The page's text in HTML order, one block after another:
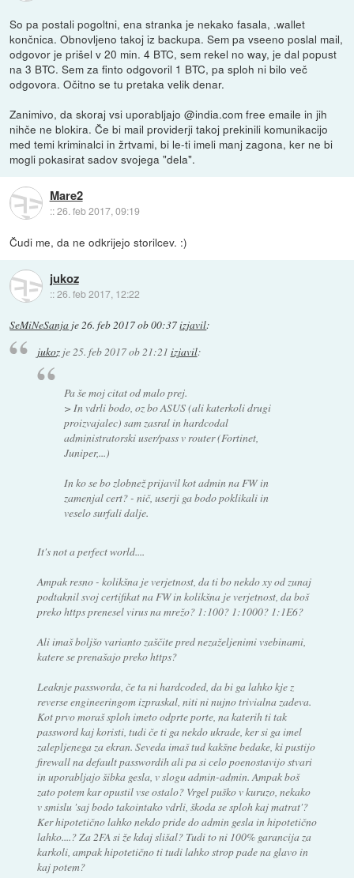
So pa postali pogoltni, ena stranka je nekako fasala, .wallet
končnica. Obnovljeno takoj iz backupa. Sem pa vseeno poslal mail,
odgovor je prišel v 20 min. 4 BTC, sem rekel no way, je dal popust
na 3 BTC. Sem za finto odgovoril 1 BTC, pa sploh ni bilo več
odgovora. Očitno se tu pretaka velik denar.
Zanimivo, da skoraj vsi uporabljajo @india.com free emaile in jih
nihče ne blokira. Če bi mail providerji takoj prekinili komunikacijo
med temi kriminalci in žrtvami, bi le-ti imeli manj zagona, ker ne bi
mogli pokasirat sadov svojega "dela".
Mare2
::26. feb 2017, 09:19
Čudi me, da ne odkrijejo storilcev. :)
jukoz
::26. feb 2017, 12:22
SeMiNeSanja je26. feb 2017 ob 00:37izjavil:
jukozje25. feb 2017 ob 21:21 izjavil:
Pa še moj citat od malo prej.
> In vdrli bodo, oz bo ASUS (ali katerkoli drugi
proizvajalec) sam zasral in hardcodal
administratorski user/pass v router (Fortinet,
Juniper,...)
In ko se bo zlobnež prijavil kot admin na FW in
zamenjal cert? - nič, userji ga bodo poklikali in
veselo surfali dalje.
It's not a perfect world....
Ampak resno - kolikšna je verjetnost, da ti bo nekdo xy od zunaj
podtaknil svoj certifikat na FW in kolikšna je verjetnost, da boš
preko https prenesel virus na mrežo? 1:100? 1:1000? 1:1E6?
Ali imaš boljšo varianto zaščite pred nezaželjenimi vsebinami,
katere se prenašajo preko https?
Leaknje passworda, če ta ni hardcoded, da bi ga lahko kje z
reverse engineeringom izpraskal, niti ni nujno trivialna zadeva.
Kot prvo moraš sploh imeto odprte porte, na katerih ti tak
password kaj koristi, tudi če ti ga nekdo ukrade, ker si ga imel
zalepljenega za ekran. Seveda imaš tud kakšne bedake, ki pustijo
firewall na default passwordih ali pa si celo poenostavijo stvari
in uporabljajo šibka gesla, v slogu admin-admin. Ampak boš
zato potem kar opustil vse ostalo? Vrgel puško v kuruzo, nekako
v smislu 'saj bodo takointako vdrli, škoda se sploh kaj matrat'?
Ker hipotetično lahko nekdo pride do admin gesla in hipotetično
lahko....? Za 2FA si že kdaj slišal? Tudi to ni 100% garancija za
karkoli, ampak hipotetično ti tudi lahko strop pade na glavo in
kaj potem?